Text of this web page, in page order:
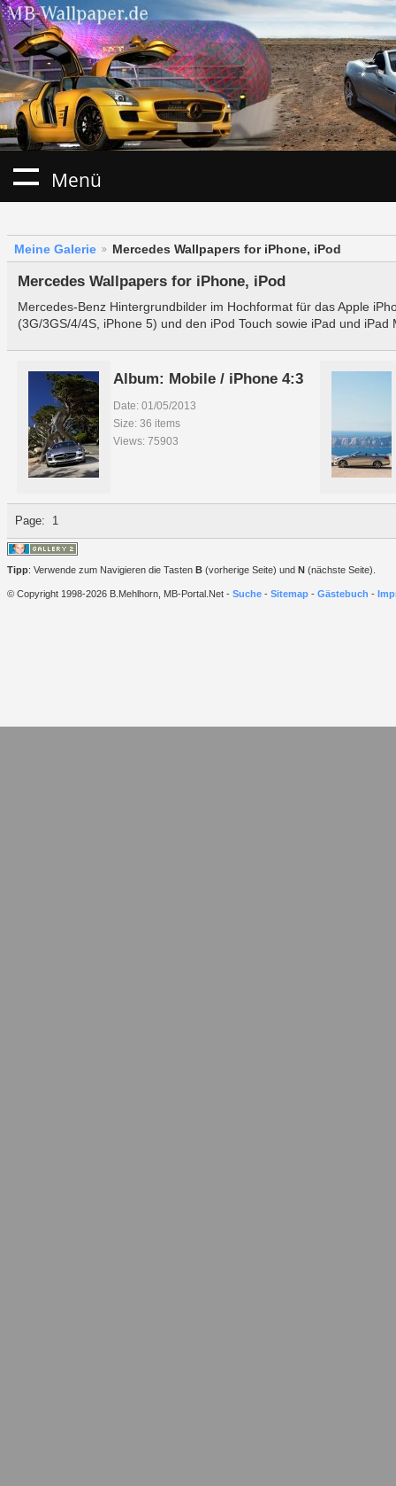
Menü
Meine Galerie Mercedes Wallpapers for iPhone, iPod
Mercedes Wallpapers for iPhone, iPod
Mercedes-Benz Hintergrundbilder im Hochformat für das Apple
(3G/3GS/4/4S, iPhone 5) und den iPod Touch sowie iPad und iPad
Album: Mobile / iPhone 4:3
Date: 01/05/2013
Size: 36 items
Views: 75903
Page: 1
Tipp: Verwende zum Navigieren die Tasten B (vorherige Seite) und N (nächste Seite).
© Copyright 1998-2026 B.Mehlhorn, MB-Portal.Net - Suche - Sitemap - Gästebuch -